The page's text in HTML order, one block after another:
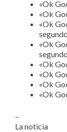
«Ok
«Ok
«Ok
«Ok
«Ok
«Ok
«Ok
«Ok
–
La noticia